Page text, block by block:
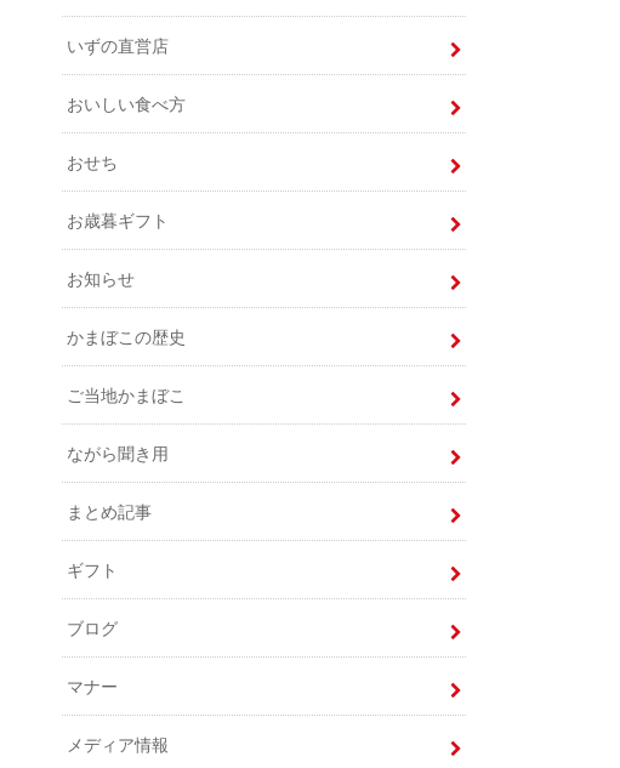
いずの直営店
おいしい食べ方
おせち
お歳暮ギフト
お知らせ
かまぼこの歴史
ご当地かまぼこ
ながら聞き用
まとめ記事
ギフト
ブログ
マナー
メディア情報